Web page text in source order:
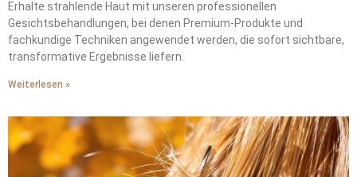
durch strategische Produktanwendung.
Erhalte strahlende Haut mit unseren professionellen
Gesichtsbehandlungen, bei denen Premium-Produkte und
fachkundige Techniken angewendet werden, die sofort sichtbare,
transformative Ergebnisse liefern.
Weiterlesen »